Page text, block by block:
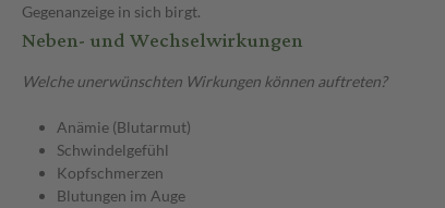
Gegenanzeige in sich birgt.
Neben- und Wechselwirkungen
Welche unerwünschten Wirkungen können auftreten?
Anämie (Blutarmut)
Schwindelgefühl
Kopfschmerzen
Blutungen im Auge